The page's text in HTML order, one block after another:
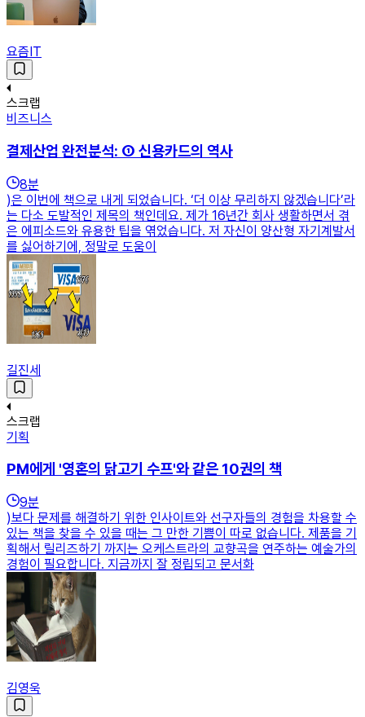
요즘IT
스크랩
비즈니스
결제산업 완전분석: ① 신용카드의 역사
8분
)은 이번에 책으로 내게 되었습니다. ‘더 이상 무리하지 않겠습니다’라
는 다소 도발적인 제목의 책인데요. 제가 16년간 회사 생활하면서 겪
은 에피소드와 유용한 팁을 엮었습니다. 저 자신이 양산형 자기계발서
를 싫어하기에, 정말로 도움이
길진세
스크랩
기획
PM에게 '영혼의 닭고기 수프'와 같은 10권의 책
9분
)보다 문제를 해결하기 위한 인사이트와 선구자들의 경험을 차용할 수
있는 책을 찾을 수 있을 때는 그 만한 기쁨이 따로 없습니다. 제품을 기
획해서 릴리즈하기 까지는 오케스트라의 교향곡을 연주하는 예술가의
경험이 필요합니다. 지금까지 잘 정립되고 문서화
김영욱